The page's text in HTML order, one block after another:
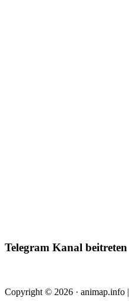
Telegram Kanal beitreten
Copyright © 2026 · animap.info |